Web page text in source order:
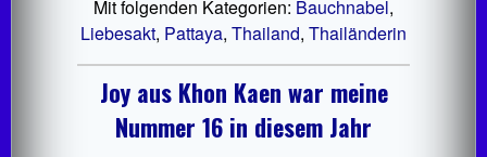
Mit folgenden Kategorien: Bauchnabel,
Liebesakt, Pattaya, Thailand, Thailänderin
Joy aus Khon Kaen war meine
Nummer 16 in diesem Jahr